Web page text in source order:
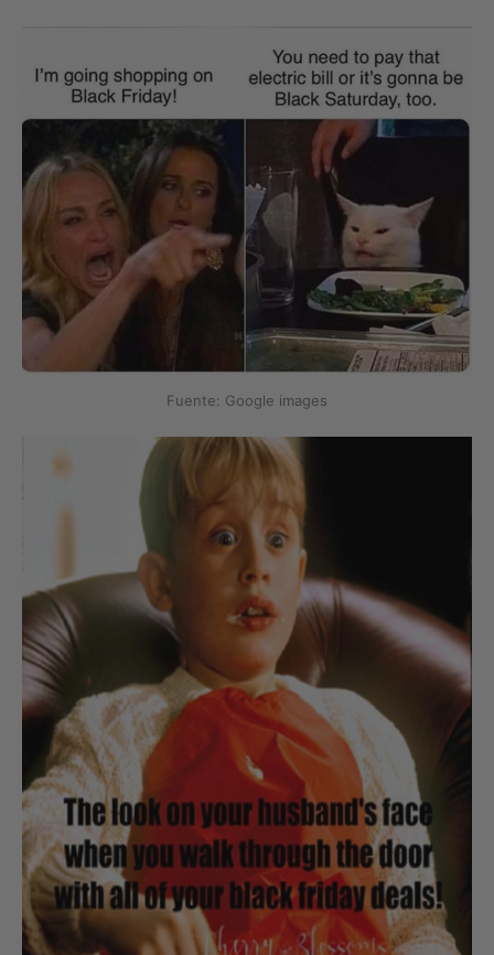
Fuente: Google images